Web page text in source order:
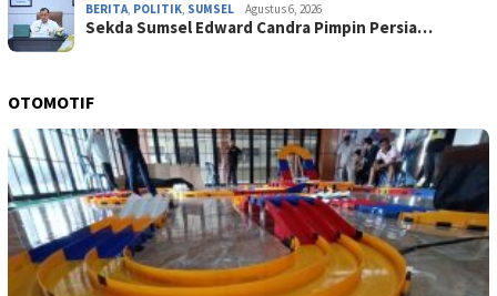
BERITA, POLITIK, SUMSEL Agustus 6, 2026
Sekda Sumsel Edward Candra Pimpin Persia…
OTOMOTIF